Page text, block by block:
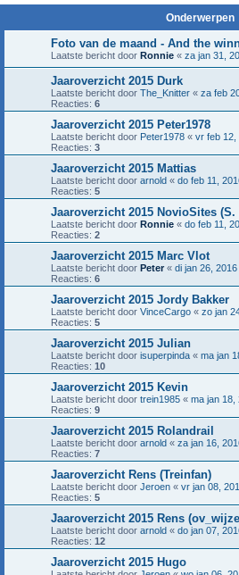
Onderwerpen
Foto van de maand - And the
Laatste bericht door Ronnie « za jan 31,
Jaaroverzicht 2015 Durk
Laatste bericht door The_Knitter « za feb
Reacties: 6
Jaaroverzicht 2015 Peter1978
Laatste bericht door Peter1978 « vr feb 12,
Reacties: 3
Jaaroverzicht 2015 Mattias
Laatste bericht door arnold « do feb 11,
Reacties: 5
Jaaroverzicht 2015 NovioSites
Laatste bericht door Ronnie « do feb 11,
Reacties: 2
Jaaroverzicht 2015 Marc Vlot
Laatste bericht door Peter « di jan 26,
Reacties: 6
Jaaroverzicht 2015 Jordy Bakker
Laatste bericht door VinceCargo « zo jan
Reacties: 5
Jaaroverzicht 2015 Julian
Laatste bericht door isuperpinda « ma jan
Reacties: 10
Jaaroverzicht 2015 Kevin
Laatste bericht door trein1985 « ma jan 18,
Reacties: 9
Jaaroverzicht 2015 Rolandrail
Laatste bericht door arnold « za jan 16,
Reacties: 7
Jaaroverzicht Rens (Treinfan)
Laatste bericht door Jeroen « vr jan 08,
Reacties: 5
Jaaroverzicht 2015 Rens
Laatste bericht door arnold « do jan 07,
Reacties: 12
Jaaroverzicht 2015 Hugo